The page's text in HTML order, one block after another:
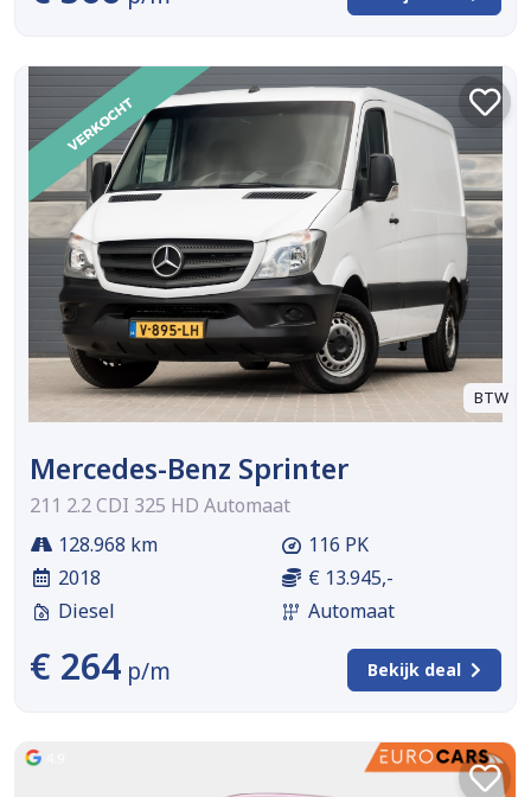
BTW
Mercedes-Benz Sprinter
211 2.2 CDI 325 HD Automaat
128.968 km
2018
Diesel
116 PK
€ 13.945,-
Automaat
€ 264 p/m Bekijk deal